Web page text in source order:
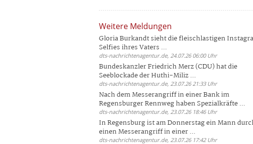
Weitere Meldungen
Gloria Burkandt sieht die fleischlastigen
Selfies ihres Vaters ...
dts-nachrichtenagentur.de, 24.07.26 06:00 Uhr
Bundeskanzler Friedrich Merz (CDU) hat die
Seeblockade der Huthi-Miliz ...
dts-nachrichtenagentur.de, 23.07.26 21:33 Uhr
Nach dem Messerangriff in einer Bank im
Regensburger Rennweg haben Spezialkräfte ...
dts-nachrichtenagentur.de, 23.07.26 18:46 Uhr
In Regensburg ist am Donnerstag ein Mann
einen Messerangriff in einer ...
dts-nachrichtenagentur.de, 23.07.26 17:42 Uhr